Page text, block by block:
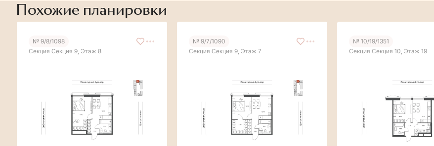
Похожие планировки
№ 9/8/1098
Секция Секция 9, Этаж 8
№ 9/7/1090
Секция Секция 9, Этаж 7
№ 10/19/1351
Секция Секция 10, Этаж 19